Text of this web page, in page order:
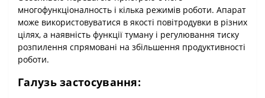
многофункціоналность і кілька режимів роботи. Апарат
може використовуватися в якості повітродувки в різних
цілях, а наявність функції туману і регулювання тиску
розпилення спрямовані на збільшення продуктивності
роботи.
Галузь застосування: